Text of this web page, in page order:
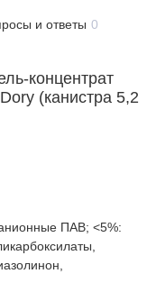
и ответы 0
концентрат
(канистра 5,2
ПАВ; <5%: